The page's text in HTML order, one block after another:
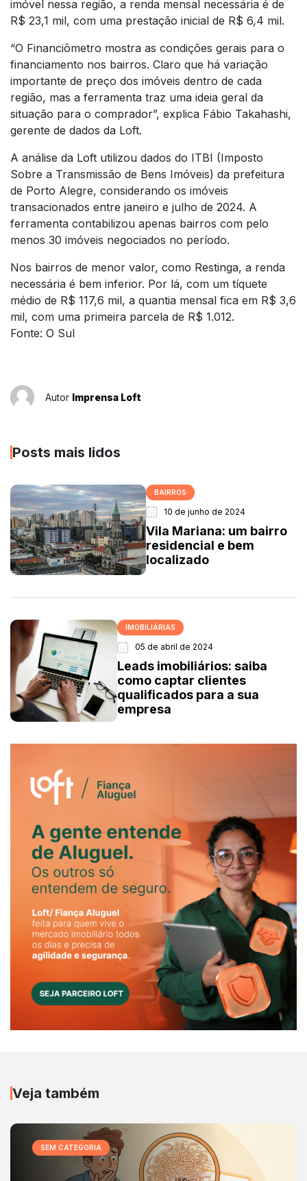
imóvel nessa região, a renda mensal necessária é de
R$ 23,1 mil, com uma prestação inicial de R$ 6,4 mil.
“O Financiômetro mostra as condições gerais para o
financiamento nos bairros. Claro que há variação
importante de preço dos imóveis dentro de cada
região, mas a ferramenta traz uma ideia geral da
situação para o comprador”, explica Fábio Takahashi,
gerente de dados da Loft.
A análise da Loft utilizou dados do ITBI (Imposto
Sobre a Transmissão de Bens Imóveis) da prefeitura
de Porto Alegre, considerando os imóveis
transacionados entre janeiro e julho de 2024. A
ferramenta contabilizou apenas bairros com pelo
menos 30 imóveis negociados no período.
Nos bairros de menor valor, como Restinga, a renda
necessária é bem inferior. Por lá, com um tíquete
médio de R$ 117,6 mil, a quantia mensal fica em R$ 3,6
mil, com uma primeira parcela de R$ 1.012.
Fonte: O Sul
Autor Imprensa Loft
Posts mais lidos
BAIRROS
10 de junho de 2024
Vila Mariana: um bairro
residencial e bem
localizado
IMOBILIÁRIAS
05 de abril de 2024
Leads imobiliários: saiba
como captar clientes
qualificados para a sua
empresa
Veja também
SEM CATEGORIA